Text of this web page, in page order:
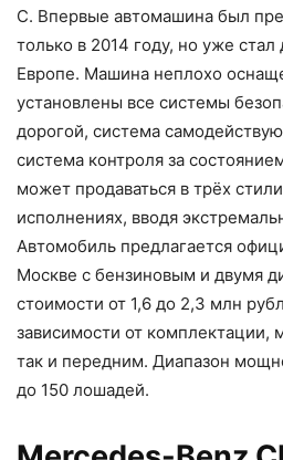
С. Впервые автомашина был
только в 2014 году, но уже
Европе. Машина неплохо
установлены все системы
дорогой, система
система контроля за
может продаваться в трёх
исполнениях, вводя
Автомобиль предлагается
Москве с бензиновым и двумя
стоимости от 1,6 до 2,3 млн
зависимости от
так и передним. Диапазон
до 150 лошадей.